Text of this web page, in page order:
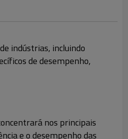
indústrias, incluindo
de desempenho,
nos principais
e o desempenho das